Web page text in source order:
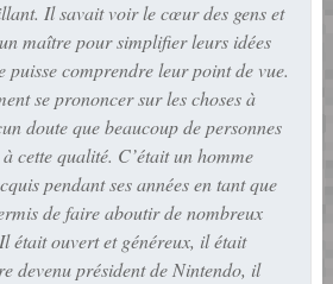
Il savait voir le cœur des gens et
maître pour simplifier leurs idées
puisse comprendre leur point de vue.
se prononcer sur les choses à
doute que beaucoup de personnes
cette qualité. C’était un homme
pendant ses années en tant que
de faire aboutir de nombreux
était ouvert et généreux, il était
devenu président de Nintendo, il